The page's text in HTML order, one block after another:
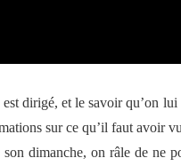
dirigé, et le savoir qu’on
sur ce qu’il faut avoir
dimanche, on râle de ne